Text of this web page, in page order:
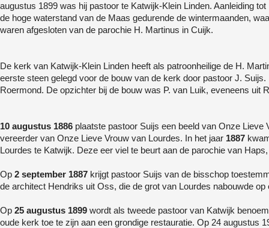
augustus 1899 was hij pastoor te Katwijk-Klein Linden. Aanleiding
de hoge waterstand van de Maas gedurende de wintermaanden,
waren afgesloten van de parochie H. Martinus in Cuijk.
De kerk van Katwijk-Klein Linden heeft als patroonheilige de H.
eerste steen gelegd voor de bouw van de kerk door pastoor J.
Roermond. De opzichter bij de bouw was P. van Luik, eveneens uit
10 augustus 1886 plaatste pastoor Suijs een beeld van Onze
vereerder van Onze Lieve Vrouw van Lourdes. In het jaar 1887
Lourdes te Katwijk. Deze eer viel te beurt aan de parochie van
Op 2 september 1887 krijgt pastoor Suijs van de bisschop
de architect Hendriks uit Oss, die de grot van Lourdes nabouwde
Op 25 augustus 1899 wordt als tweede pastoor van Katwijk
oude kerk toe te zijn aan een grondige restauratie. Op 24 augustus